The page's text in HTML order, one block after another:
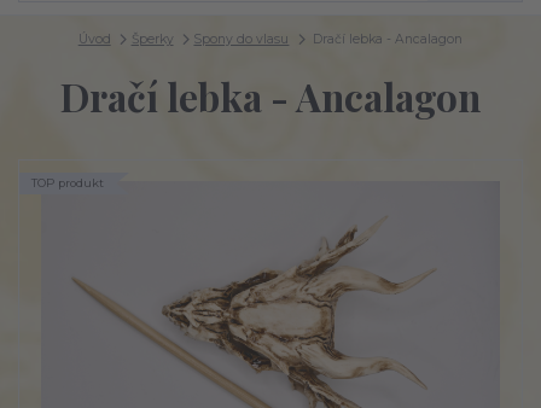
Úvod Šperky Spony do vlasu Dračí lebka - Ancalagon
Dračí lebka - Ancalagon
TOP produkt